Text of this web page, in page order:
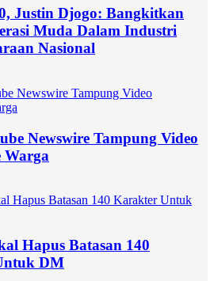
Justin Djogo: Bangkitkan
Muda Dalam Industri
Nasional
Newswire Tampung Video
Warga
Hapus Batasan 140
DM